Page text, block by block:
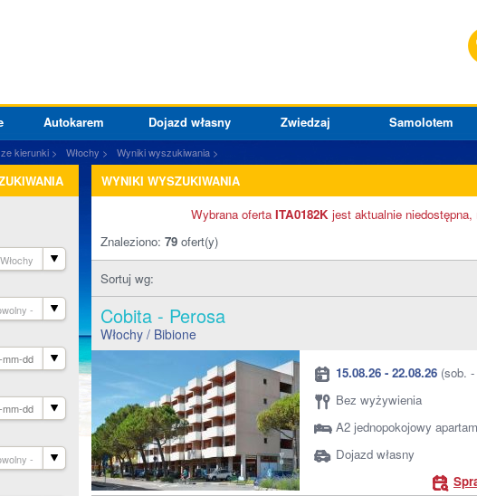
Autokarem Dojazd własny Zwiedzaj Samolotem
kierunki Włochy Wyniki wyszukiwania
Włochy
-
-
WYNIKI WYSZUKIWANIA
Wybrana oferta ITA0182K jest aktualnie
Znaleziono: 79 ofert(y)
Sortuj wg:
Cobita - Perosa
Włochy / Bibione
15.08.26 - 22.08.26 (sob.
Bez wyżywienia
A2 jednopokojowy
Dojazd własny